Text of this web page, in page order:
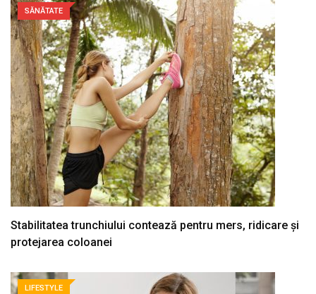
SĂNĂTATE
Stabilitatea trunchiului contează pentru mers, ridicare și
protejarea coloanei
LIFESTYLE